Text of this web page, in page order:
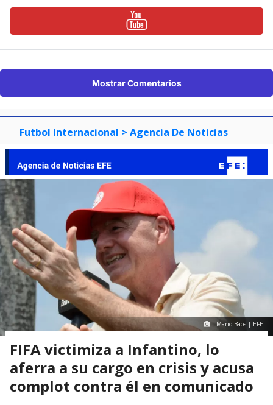
Mostrar Comentarios
Futbol Internacional > Agencia De Noticias
Mario Baos | EFE
FIFA victimiza a Infantino, lo
aferra a su cargo en crisis y acusa
complot contra él en comunicado